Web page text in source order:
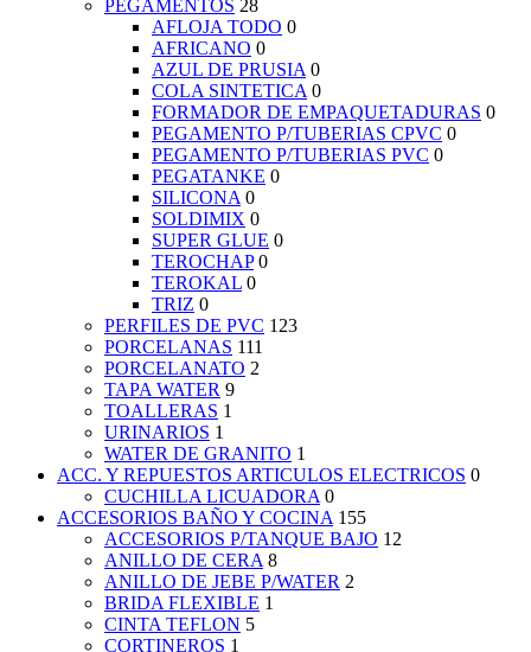
PEGAMENTOS 28
AFLOJA TODO 0
AFRICANO 0
AZUL DE PRUSIA 0
COLA SINTETICA 0
FORMADOR DE EMPAQUETADURAS 0
PEGAMENTO P/TUBERIAS CPVC 0
PEGAMENTO P/TUBERIAS PVC 0
PEGATANKE 0
SILICONA 0
SOLDIMIX 0
SUPER GLUE 0
TEROCHAP 0
TEROKAL 0
TRIZ 0
PERFILES DE PVC 123
PORCELANAS 111
PORCELANATO 2
TAPA WATER 9
TOALLERAS 1
URINARIOS 1
WATER DE GRANITO 1
ACC. Y REPUESTOS ARTICULOS ELECTRICOS 0
CUCHILLA LICUADORA 0
ACCESORIOS BAÑO Y COCINA 155
ACCESORIOS P/TANQUE BAJO 12
ANILLO DE CERA 8
ANILLO DE JEBE P/WATER 2
BRIDA FLEXIBLE 1
CINTA TEFLON 5
CORTINEROS 1